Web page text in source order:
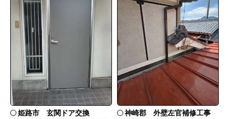
姫路市 玄関ドア交換 神崎郡 外壁左官補修工事